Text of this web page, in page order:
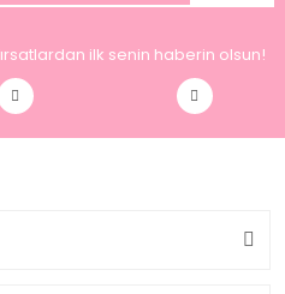
ilk senin haberin olsun!